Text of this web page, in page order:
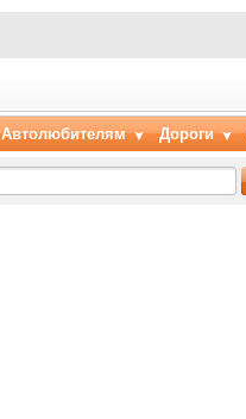
Автолюбителям Дороги